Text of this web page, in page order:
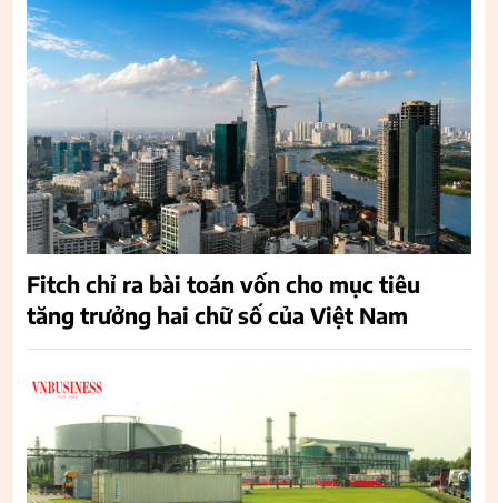
Fitch chỉ ra bài toán vốn cho mục tiêu
tăng trưởng hai chữ số của Việt Nam